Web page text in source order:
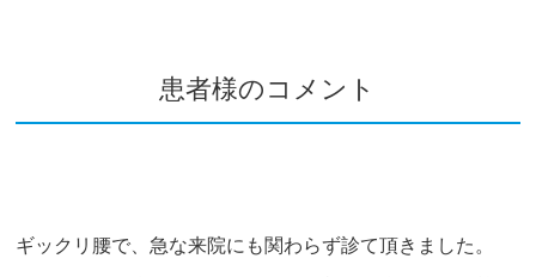
患者様のコメント
ギックリ腰で、急な来院にも関わらず診て頂きました。